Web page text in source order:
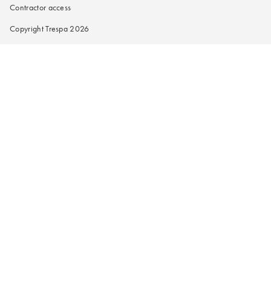
Contractor access
Copyright Trespa 2026